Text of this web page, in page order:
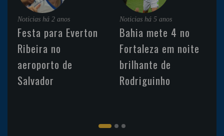
Noticias há 2 anos
Festa para Everton
Ribeira no
aeroporto de
Salvador
Noticias há 5 anos
Bahia mete 4 no
Fortaleza em noite
brilhante de
Rodriguinho